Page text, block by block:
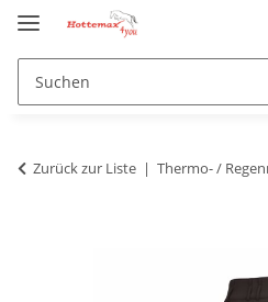
Zurück zur Liste Thermo- /